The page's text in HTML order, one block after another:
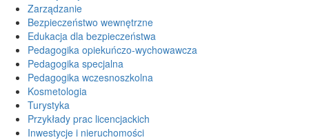
Zarządzanie
Bezpieczeństwo wewnętrzne
Edukacja dla bezpieczeństwa
Pedagogika opiekuńczo-wychowawcza
Pedagogika specjalna
Pedagogika wczesnoszkolna
Kosmetologia
Turystyka
Przykłady prac licencjackich
Inwestycje i nieruchomości